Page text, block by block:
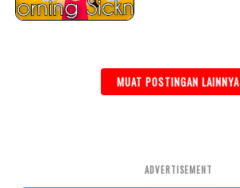
MUAT POSTINGAN LAINNYA
ADVERTISEMENT